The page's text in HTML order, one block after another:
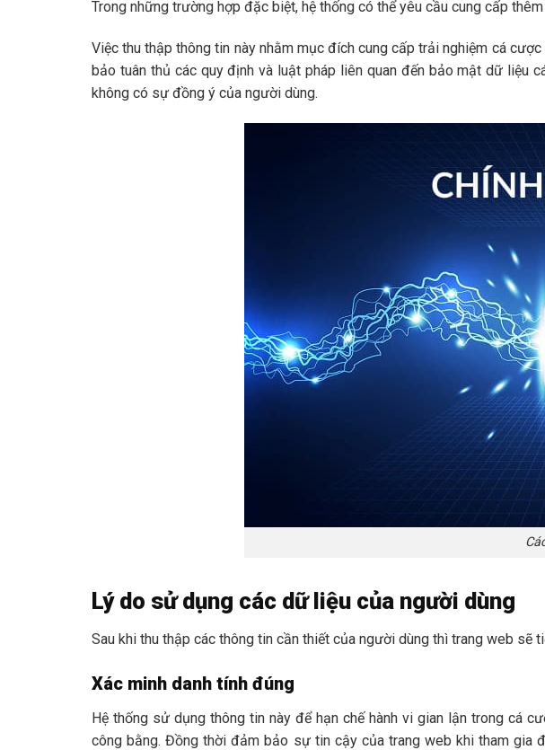
Trong những trường hợp đặc biệt, hệ thống có thể yêu cầu cung cấp
Việc thu thập thông tin này nhằm mục đích cung cấp trải nghiệm cá
bảo tuân thủ các quy định và luật pháp liên quan đến bảo mật dữ liệu
không có sự đồng ý của người dùng.
Lý do sử dụng các dữ liệu của người dùng
Sau khi thu thập các thông tin cần thiết của người dùng thì trang web
Xác minh danh tính đúng
Hệ thống sử dụng thông tin này để hạn chế hành vi gian lận trong cá
công bằng. Đồng thời đảm bảo sự tin cậy của trang web khi tham gia